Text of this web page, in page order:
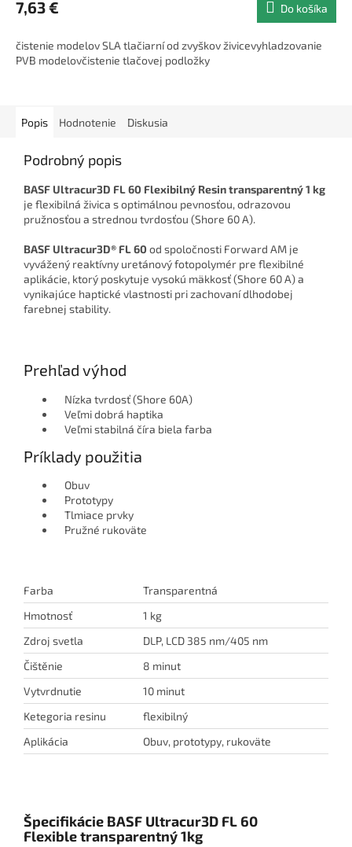
7,63 € Do košíka
čistenie modelov SLA tlačiarní od zvyškov živicevyhladzovanie
PVB modelovčistenie tlačovej podložky
Popis Hodnotenie Diskusia
Podrobný popis
BASF Ultracur3D FL 60 Flexibilný Resin transparentný 1 kg
je flexibilná živica s optimálnou pevnosťou, odrazovou
pružnosťou a strednou tvrdosťou (Shore 60 A).
BASF Ultracur3D® FL 60 od spoločnosti Forward AM je
vyvážený reaktívny uretánový fotopolymér pre flexibilné
aplikácie, ktorý poskytuje vysokú mäkkosť (Shore 60 A) a
vynikajúce haptické vlastnosti pri zachovaní dlhodobej
farebnej stability.
Prehľad výhod
Nízka tvrdosť (Shore 60A)
Veľmi dobrá haptika
Veľmi stabilná číra biela farba
Príklady použitia
Obuv
Prototypy
Tlmiace prvky
Pružné rukoväte
Farba
Transparentná
Hmotnosť
1 kg
Zdroj svetla
DLP, LCD 385 nm/405 nm
Čištěnie
8 minut
Vytvrdnutie
10 minut
Ketegoria resinu
flexibilný
Aplikácia
Obuv, prototypy, rukoväte
Špecifikácie BASF Ultracur3D FL 60
Flexible transparentný 1kg